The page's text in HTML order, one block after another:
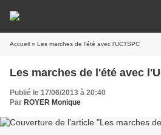
Accueil » Les marches de l'été avec l'UCTSPC
Les marches de l'été avec
Publié le 17/06/2013 à 20:40
Par ROYER Monique